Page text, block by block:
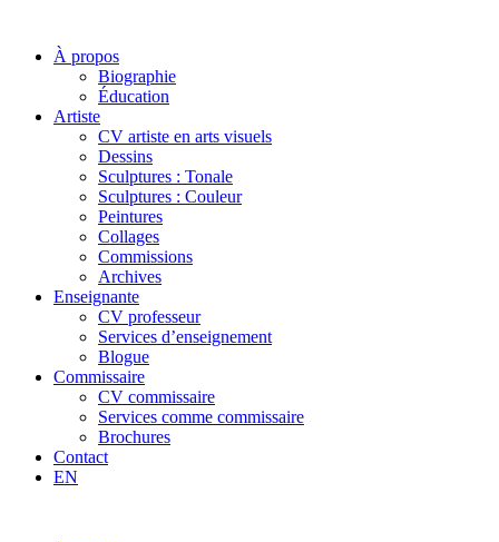
À propos
Biographie
Éducation
Artiste
CV artiste en arts visuels
Dessins
Sculptures : Tonale
Sculptures : Couleur
Peintures
Collages
Commissions
Archives
Enseignante
CV professeur
Services d’enseignement
Blogue
Commissaire
CV commissaire
Services comme commissaire
Brochures
Contact
EN